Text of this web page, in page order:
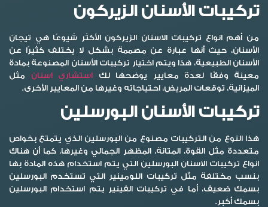
تركيبات الأسنان الزيركون
من أهم انواع تركيبات الاسنان الزيركون الأكثر شيوعًا هي تيجان
الأسنان، حيث أنها عبارة عن مصممة بشكل لا يختلف كثيرًا عن
الأسنان الطبيعية، هذا ويتم اختيار تركيبات الأسنان المصنوعة بمادة
معينة وفقًا لعدة معايير يوضحها لك استشاري اسنان مثل
الميزانية، توقعات المريض، احتياجاته وغيرها من المعايير الأخرى.
تركيبات الأسنان البورسلين
هذا النوع من التركيبات مصنوع من البورسلين الذي يتمتع بخواص
متعددة مثل القوة، المتانة، المظهر الجمالي وغيرها، كما أن هناك
انواع تركيبات الاسنان البورسلين التي يتم استخدام هذه المادة بها
بنسب مختلفة مثل تركيبات اللومينير التي تستخدم البورسلين
بسمك ضعيف، أما في تركيبات الفينير يتم استخدام البورسلين
بسمك أكبر.